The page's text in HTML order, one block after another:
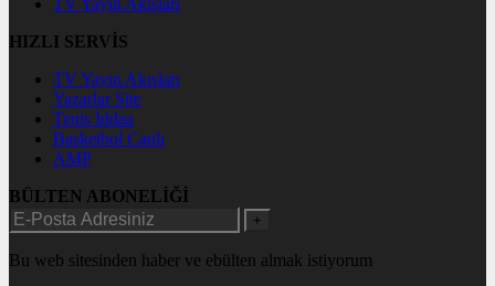
HIZLI SERVİS
TV Yayın Akışları
Yazarlar Site
Tenis İddaa
Basketbol Canlı
AMP
BÜLTEN ABONELİĞİ
+
Bu web sitesinden haber ve ebülten almak istiyorum